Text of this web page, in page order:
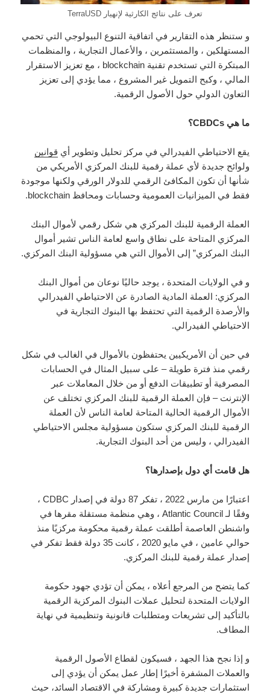
تعرف على نتائج الكارثية لإنهيار TerraUSD
و ستنظر هذه التقارير في اتفاقية التنوع البيولوجي التي تحمي
المستهلكين ، والمستثمرين ، والأعمال التجارية ، والمنظمات
المبتكرة التي تستخدم تقنية blockchain ، مع تعزيز الاستقرار
المالي ، وكبح التمويل غير المشروع ، مما يؤدي إلى تعزيز
التعاون الدولي حول الأصول الرقمية.
ما هي CBDCs؟
يقع الاحتياطي الفيدرالي في مركز تحليل وتطوير أي قوانين
ولوائح جديدة لأي عملة رقمية للبنك المركزي الأمريكي من
شأنها أن تكون المكافئ الرقمي للدولار الورقي ولكنها موجودة
فقط في الميزانيات العمومية وحسابات ومحافظ blockchain.
العملة الرقمية للبنك المركزي هي شكل رقمي لأموال البنك
المركزي المتاحة على نطاق واسع لعامة الناس تشير أموال
البنك المركزي” إلى الأموال التي هي مسؤولية البنك المركزي.
و في الولايات المتحدة ، يوجد حاليًا نوعان من أموال البنك
المركزي: العملة المادية الصادرة عن الاحتياطي الفيدرالي
والأرصدة الرقمية التي تحتفظ بها البنوك التجارية في
الاحتياطي الفيدرالي.
في حين أن الأمريكيين يحتفظون بالأموال في الغالب في شكل
رقمي منذ فترة طويلة – على سبيل المثال في الحسابات
المصرفية أو تطبيقات الدفع أو من خلال المعاملات عبر
الإنترنت – فإن العملة الرقمية للبنك المركزي تختلف عن
الأموال الرقمية الحالية المتاحة لعامة الناس لأن العملة
الرقمية للبنك المركزي ستكون مسؤولية مجلس الاحتياطي
الفيدرالي ، وليس من أحد البنوك التجارية.
هل قامت أي دول بإصدارها؟
اعتبارًا من مارس 2022 ، تفكر 87 دولة في إصدار CDBC ،
وفقًا لـ Atlantic Council ، وهي منظمة مستقلة مقرها في
واشنطن العاصمة أطلقت عملة رقمية محكومة مركزيًا منذ
حوالي عامين ، في مايو 2020 ، كانت 35 دولة فقط تفكر في
إصدار عملة رقمية للبنك المركزي.
كما يتضح من المرجع أعلاه ، يمكن أن تؤدي جهود حكومة
الولايات المتحدة لتحليل عملات البنوك المركزية الرقمية
بالتأكيد إلى تشريعات ومتطلبات قانونية وتنظيمية في نهاية
المطاف.
و إذا نجح هذا الجهد ، فسيكون لقطاع الأصول الرقمية
والعملات المشفرة أخيرًا إطار عمل يمكن أن يؤدي إلى
استثمارات جديدة كبيرة ومشاركة في الاقتصاد السائد، حيث